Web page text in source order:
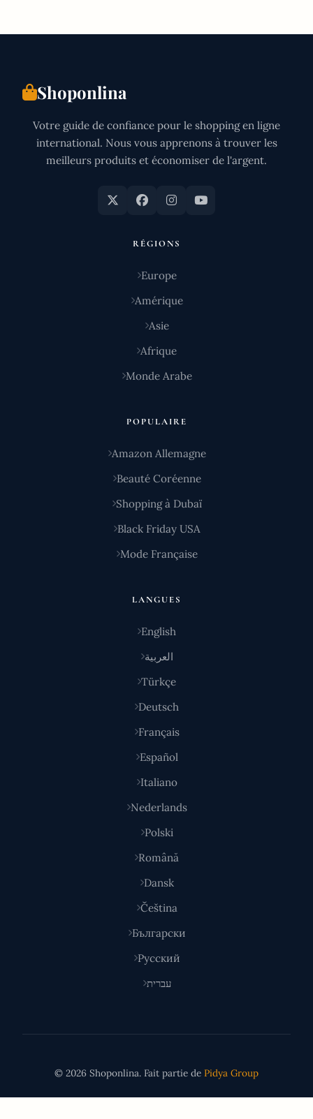
US
Shoponlina
Votre guide de confiance pour le shopping en ligne
international. Nous vous apprenons à trouver les
meilleurs produits et économiser de l'argent.
RÉGIONS
Europe
Amérique
Asie
Afrique
Monde Arabe
POPULAIRE
Amazon Allemagne
Beauté Coréenne
Shopping à Dubaï
Black Friday USA
Mode Française
LANGUES
English
العربية
Türkçe
Deutsch
Français
Español
Italiano
Nederlands
Polski
Română
Dansk
Čeština
Български
Русский
עברית
© 2026 Shoponlina. Fait partie de Pidya Group